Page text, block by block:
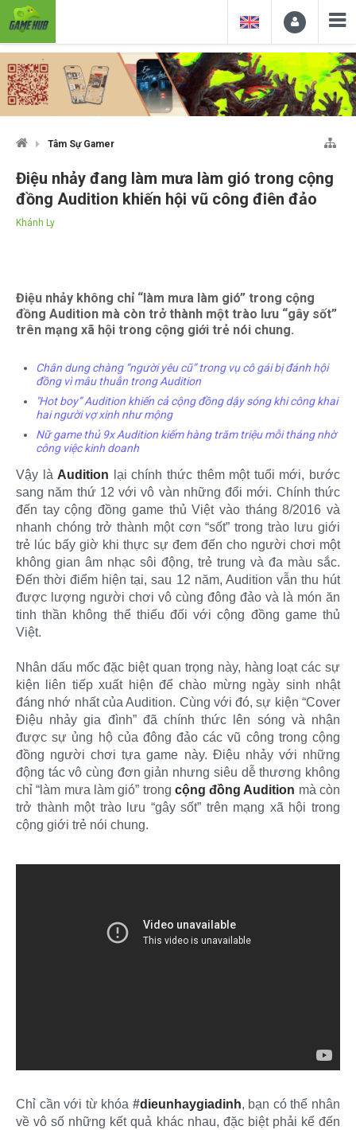
Tâm Sự Gamer
Điệu nhảy đang làm mưa làm gió trong cộng
đồng Audition khiến hội vũ công điên đảo
Khánh Ly
Điệu nhảy không chỉ “làm mưa làm gió” trong cộng
đồng Audition mà còn trở thành một trào lưu “gây sốt”
trên mạng xã hội trong cộng giới trẻ nói chung.
Chân dung chàng “người yêu cũ” trong vụ cô gái bị đánh hội
đồng vì mâu thuẫn trong Audition
"Hot boy” Audition khiến cả cộng đồng dậy sóng khi công khai
hai người vợ xinh như mộng
Nữ game thủ 9x Audition kiếm hàng trăm triệu mỗi tháng nhờ
công việc kinh doanh
Vậy là Audition lại chính thức thêm một tuổi mới, bước
sang năm thứ 12 với vô vàn những đổi mới. Chính thức
đến tay cộng đồng game thủ Việt vào tháng 8/2016 và
nhanh chóng trở thành một cơn “sốt” trong trào lưu giới
trẻ lúc bấy giờ khi thực sự đem đến cho người chơi một
không gian âm nhạc sôi động, trẻ trung và đa màu sắc.
Đến thời điểm hiện tại, sau 12 năm, Audition vẫn thu hút
được lượng người chơi vô cùng đông đảo và là món ăn
tinh thần không thể thiếu đối với cộng đồng game thủ
Việt.
Nhân dấu mốc đặc biệt quan trọng này, hàng loạt các sự
kiện liên tiếp xuất hiện để chào mừng ngày sinh nhật
đáng nhớ nhất của Audition. Cùng với đó, sự kiện “Cover
Điệu nhảy gia đình” đã chính thức lên sóng và nhận
được sự ủng hộ của đông đảo các vũ công trong cộng
đồng người chơi tựa game này. Điệu nhảy với những
động tác vô cùng đơn giản nhưng siêu dễ thương không
chỉ “làm mưa làm gió” trong cộng đồng Audition mà còn
trở thành một trào lưu “gây sốt” trên mạng xã hội trong
cộng giới trẻ nói chung.
Chỉ cần với từ khóa #dieunhaygiadinh, bạn có thể nhân
về vô số những kết quả khác nhau, đặc biệt phải kể đến